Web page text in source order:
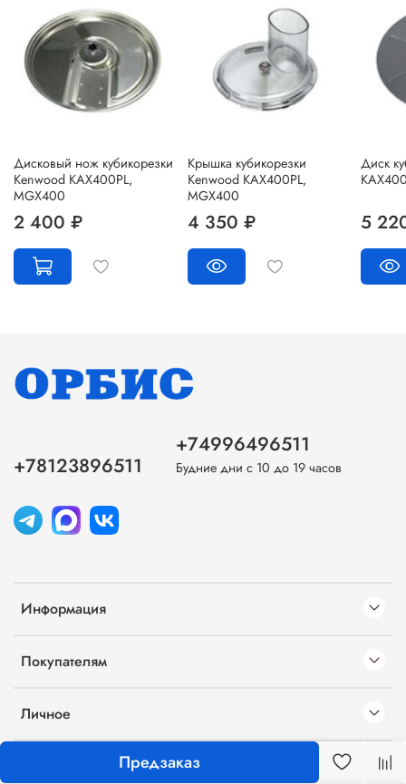
Предзаказ
Дисковый нож кубикорезки
Kenwood KAX400PL,
MGX400
2 400 ₽
Крышка кубикорезки
Kenwood KAX400PL,
MGX400
4 350 ₽
Диск
5
Информация
Покупателям
Личное
+78123896511
+74996496511
Будние дни с 10 до 19 часов